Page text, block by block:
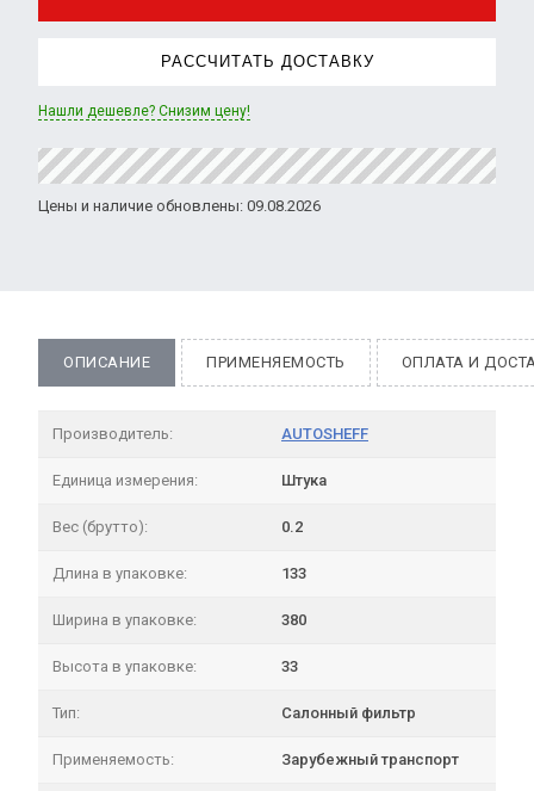
РАССЧИТАТЬ ДОСТАВКУ
Нашли дешевле? Снизим цену!
Цены и наличие обновлены: 09.08.2026
ОПИСАНИЕ ПРИМЕНЯЕМОСТЬ ОПЛАТА И
Производитель: AUTOSHEFF
Единица измерения: Штука
Вес (брутто): 0.2
Длина в упаковке: 133
Ширина в упаковке: 380
Высота в упаковке: 33
Тип: Салонный фильтр
Применяемость: Зарубежный транспорт